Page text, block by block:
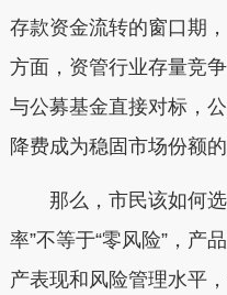
存款资金流转的窗口期
方面，资管行业存量竞
与公募基金直接对标，
降费成为稳固市场份额
那么，市民该如何选
率”不等于“零风险”，产
产表现和风险管理水平